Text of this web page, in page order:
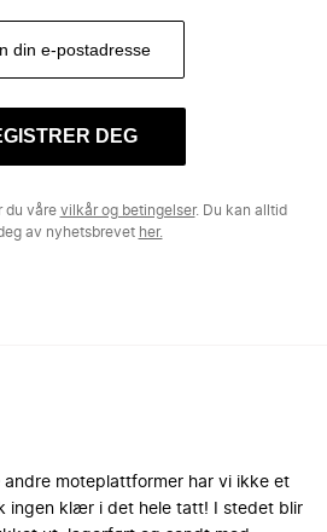
DEG
du våre vilkår og betingelser. Du kan alltid
av nyhetsbrevet her.
andre moteplattformer har vi ikke et
ingen klær i det hele tatt! I stedet blir